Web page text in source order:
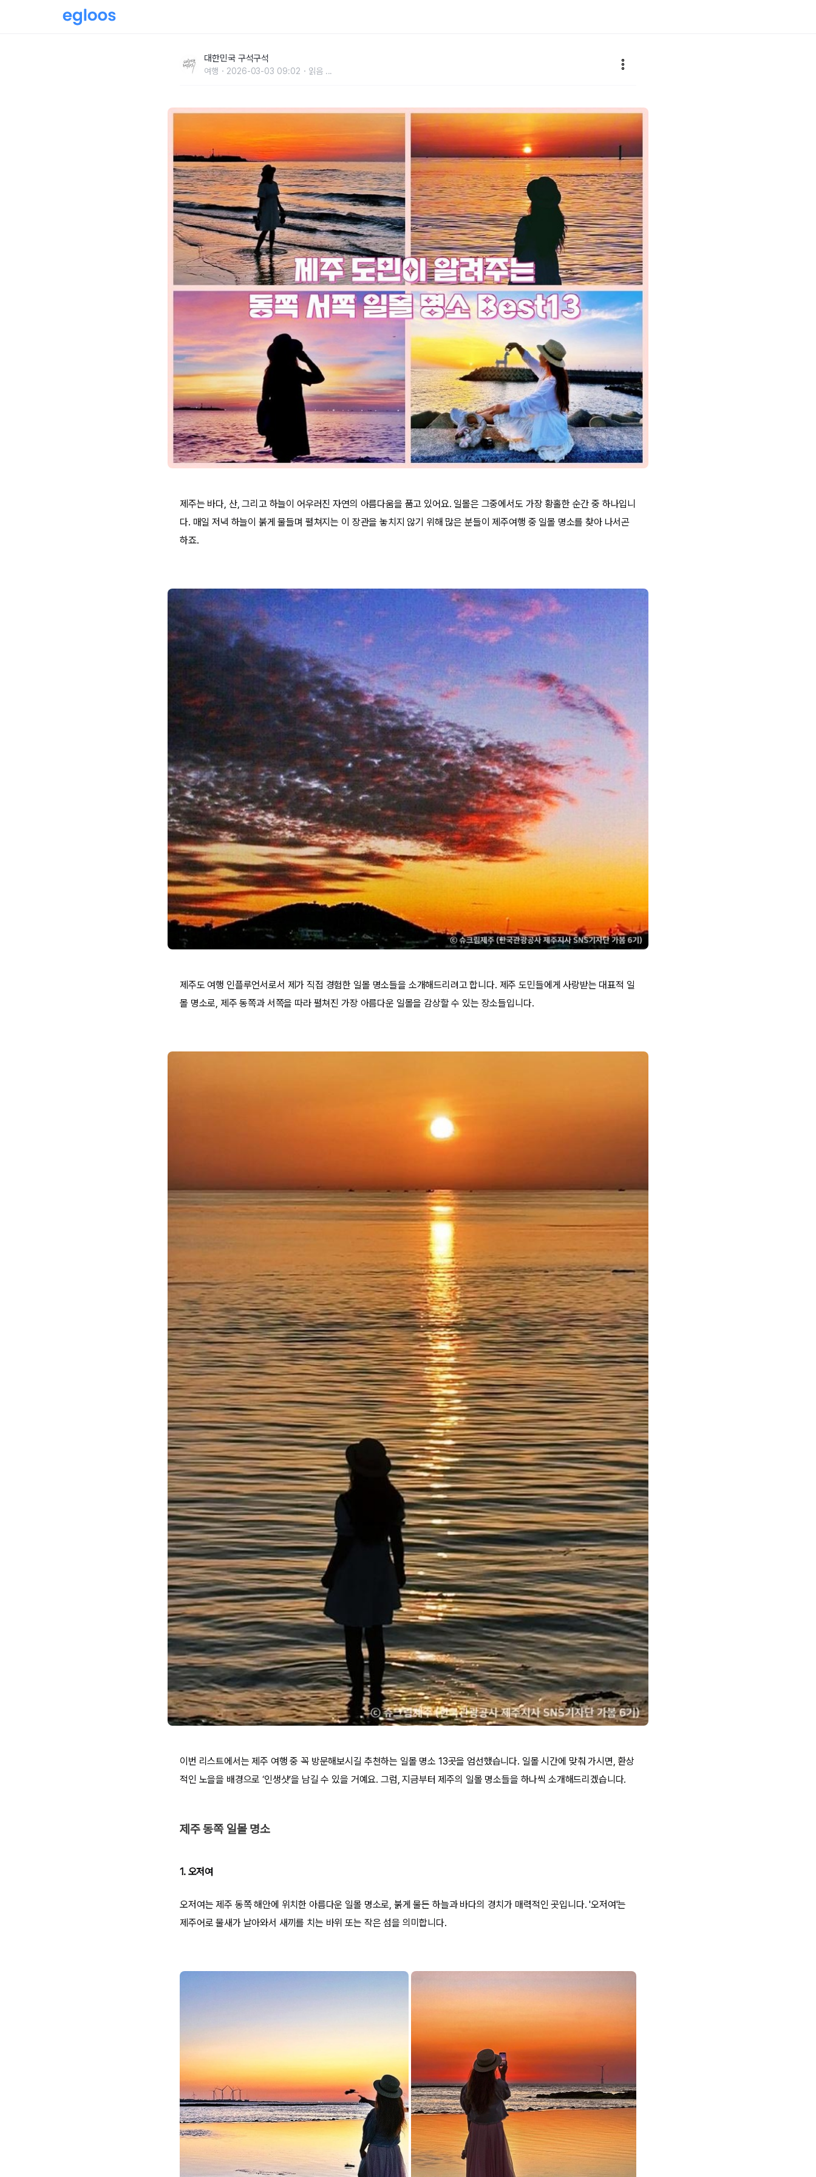
대한민국 구석구석
여행 2026-03-03 09:02 읽음 ...
제주는 바다, 산, 그리고 하늘이 어우러진 자연의 아름다움을 품고 있어요. 일몰은 그중에서도 가장 황홀한 순간 중 하나입니
다. 매일 저녁 하늘이 붉게 물들며 펼쳐지는 이 장관을 놓치지 않기 위해 많은 분들이 제주여행 중 일몰 명소를 찾아 나서곤
하죠.
제주도 여행 인플루언서로서 제가 직접 경험한 일몰 명소들을 소개해드리려고 합니다. 제주 도민들에게 사랑받는 대표적 일
몰 명소로, 제주 동쪽과 서쪽을 따라 펼쳐진 가장 아름다운 일몰을 감상할 수 있는 장소들입니다.
이번 리스트에서는 제주 여행 중 꼭 방문해보시길 추천하는 일몰 명소 13곳을 엄선했습니다. 일몰 시간에 맞춰 가시면, 환상
적인 노을을 배경으로 ‘인생샷’을 남길 수 있을 거예요. 그럼, 지금부터 제주의 일몰 명소들을 하나씩 소개해드리겠습니다.
제주 동쪽 일몰 명소
1. 오저여
오저여는 제주 동쪽 해안에 위치한 아름다운 일몰 명소로, 붉게 물든 하늘과 바다의 경치가 매력적인 곳입니다. '오저여'는
제주어로 물새가 날아와서 새끼를 치는 바위 또는 작은 섬을 의미합니다.